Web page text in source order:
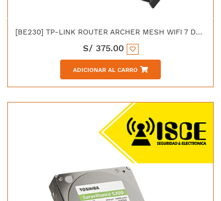
[BE230] TP-LINK ROUTER ARCHER MESH WIFI 7 DUAL BAND MULTI LINK
S/ 375.00
ADICIONAR AL CARRO